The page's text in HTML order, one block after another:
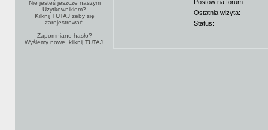
Nie jesteś jeszcze naszym
Użytkownikiem?
Kilknij TUTAJżeby się
zarejestrować.
Zapomniane hasło?
Wyślemy nowe, kliknij TUTAJ.
Postów na forum:
Ostatnia wizyta:
Status: